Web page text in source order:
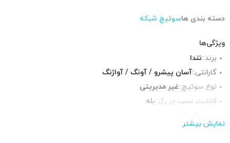
دسته بندی هاسوئیچ شبکه
ویژگی‌ها
برند::تندا
گارانتی::آسان پیشرو / آونگ / آواژنگ
نوع سوئیچ::غیر مدیریتی
قابلیت نصب در رک::بله
پورت شبکه::
نمایش بیشتر